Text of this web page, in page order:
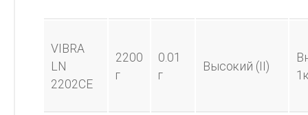
VIBRA
LN
2202CE
2200
г
0.01
г
Высокий (II)